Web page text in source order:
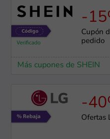
-
Cupón
pedido
Más cupones de SHEIN
-
Ofertas